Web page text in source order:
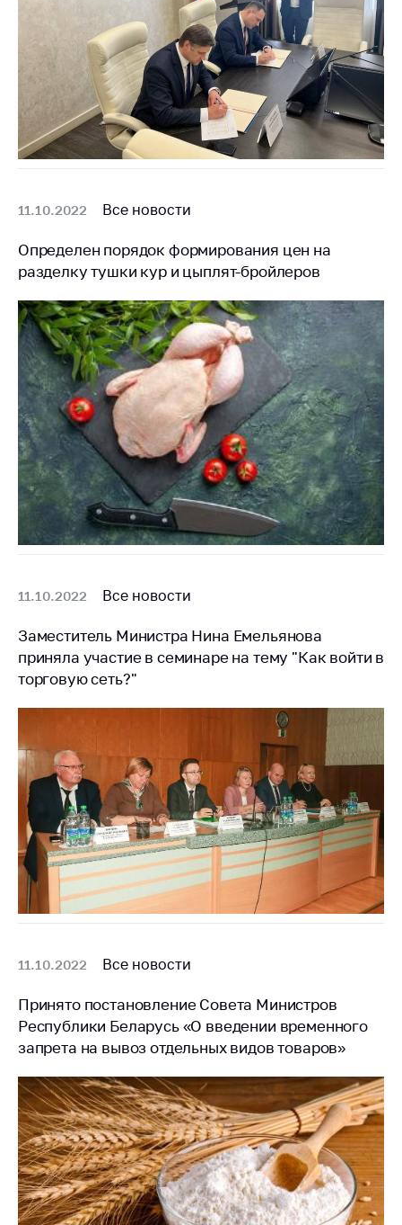
Сообщить о росте
цен на товары
Сообщить о росте
цен на лекарства и
медицинские
изделия
Контакты
работы
Приемная
Министра
Горячая линия
Пресс-служба
Вышестоящий
государственный
орган
Важное на сайте
Сообщить о росте
цен
Ценообразование
на лекарственные
назначения и
технику
Решение Комиссии
по установлению
(отсутствия)
антимонопольного
законодательства
Предостережения и
предупреждения
Общественное
обсуждение
проектов
ведения бизнеса
Рекомендации по
предотвращению
COVID-19 для
субъектов торговли,
общественного
питания, бытового
обслуживания
Обучение по
вопросам
11.10.2022 Все новости
Определен порядок формирования цен на
разделку тушки кур и цыплят-бройлеров
11.10.2022 Все новости
Заместитель Министра Нина Емельянова
приняла участие в семинаре на тему "Как войти в
торговую сеть?"
11.10.2022 Все новости
Принято постановление Совета Министров
Республики Беларусь «О введении временного
запрета на вывоз отдельных видов товаров»